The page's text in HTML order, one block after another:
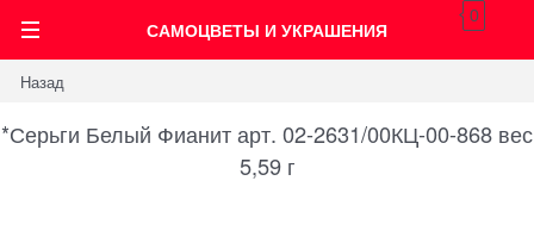
САМОЦВЕТЫ И УКРАШЕНИЯ
0
Назад
*Серьги Белый Фианит арт. 02-2631/00КЦ-00-868 вес
5,59 г